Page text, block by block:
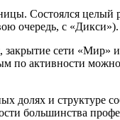
Состоялся целый
очередь, с «Дикси»).
сети «Мир»
по активности можно
долях и структуре
большинства